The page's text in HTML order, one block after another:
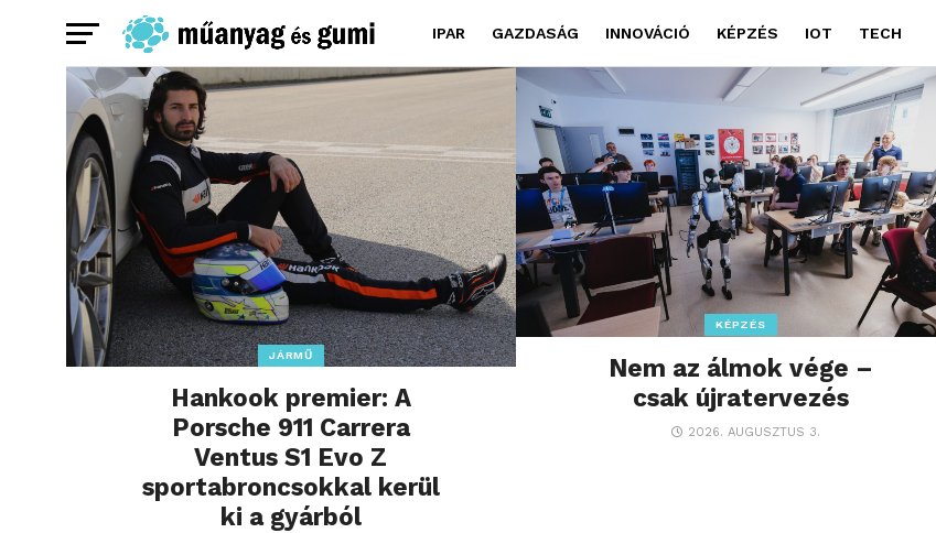
IPAR GAZDASÁG INNOVÁCIÓ KÉPZÉS IOT TECH
JÁRMŰ
Hankook premier: A
Porsche 911 Carrera
Ventus S1 Evo Z
sportabroncsokkal kerül
ki a gyárból
KÉPZÉS
Nem az álmok vége –
csak újratervezés
2026. AUGUSZTUS 3.